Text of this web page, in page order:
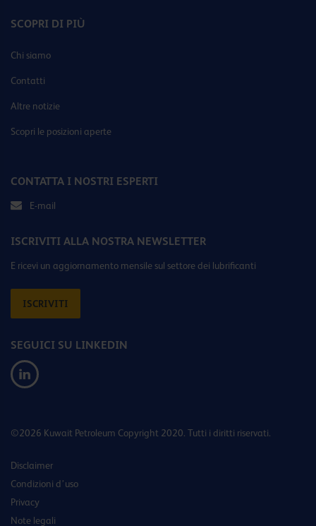
SCOPRI DI PIÙ
Chi siamo
Contatti
Altre notizie
Scopri le posizioni aperte
CONTATTA I NOSTRI ESPERTI
E-mail
ISCRIVITI ALLA NOSTRA NEWSLETTER
E ricevi un aggiornamento mensile sul settore dei lubrificanti
ISCRIVITI
SEGUICI SU LINKEDIN
©2026 Kuwait Petroleum Copyright 2020. Tutti i diritti riservati.
Disclaimer
Condizioni d’uso
Privacy
Note legali